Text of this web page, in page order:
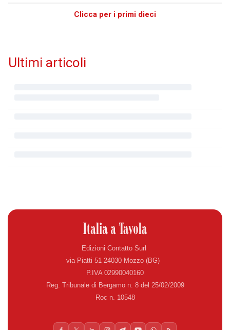
Clicca per i primi dieci
Ultimi articoli
Edizioni Contatto Surl
via Piatti 51 24030 Mozzo (BG)
P.IVA 02990040160
Reg. Tribunale di Bergamo n. 8 del 25/02/2009
Roc n. 10548